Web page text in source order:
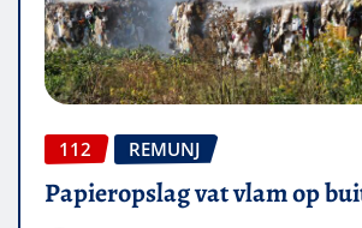
112 REMUNJ
Papieropslag vat vlam op